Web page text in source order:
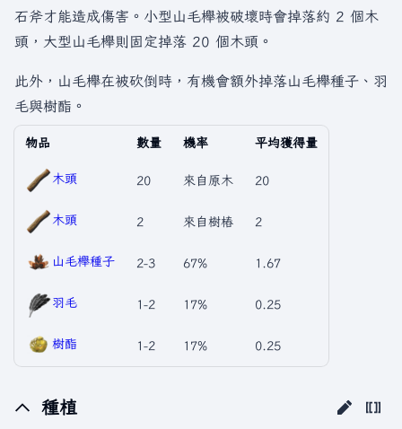
石斧才能造成傷害。小型山毛櫸被破壞時會掉落約 2 個木
頭，大型山毛櫸則固定掉落 20 個木頭。
此外，山毛櫸在被砍倒時，有機會額外掉落山毛櫸種子、羽
毛與樹酯。
物品 數量 機率 平均獲得量
木頭 20 來自原木 20
木頭 2 來自樹樁 2
山毛櫸種子 2-3 67% 1.67
羽毛 1-2 17% 0.25
樹酯 1-2 17% 0.25
種植